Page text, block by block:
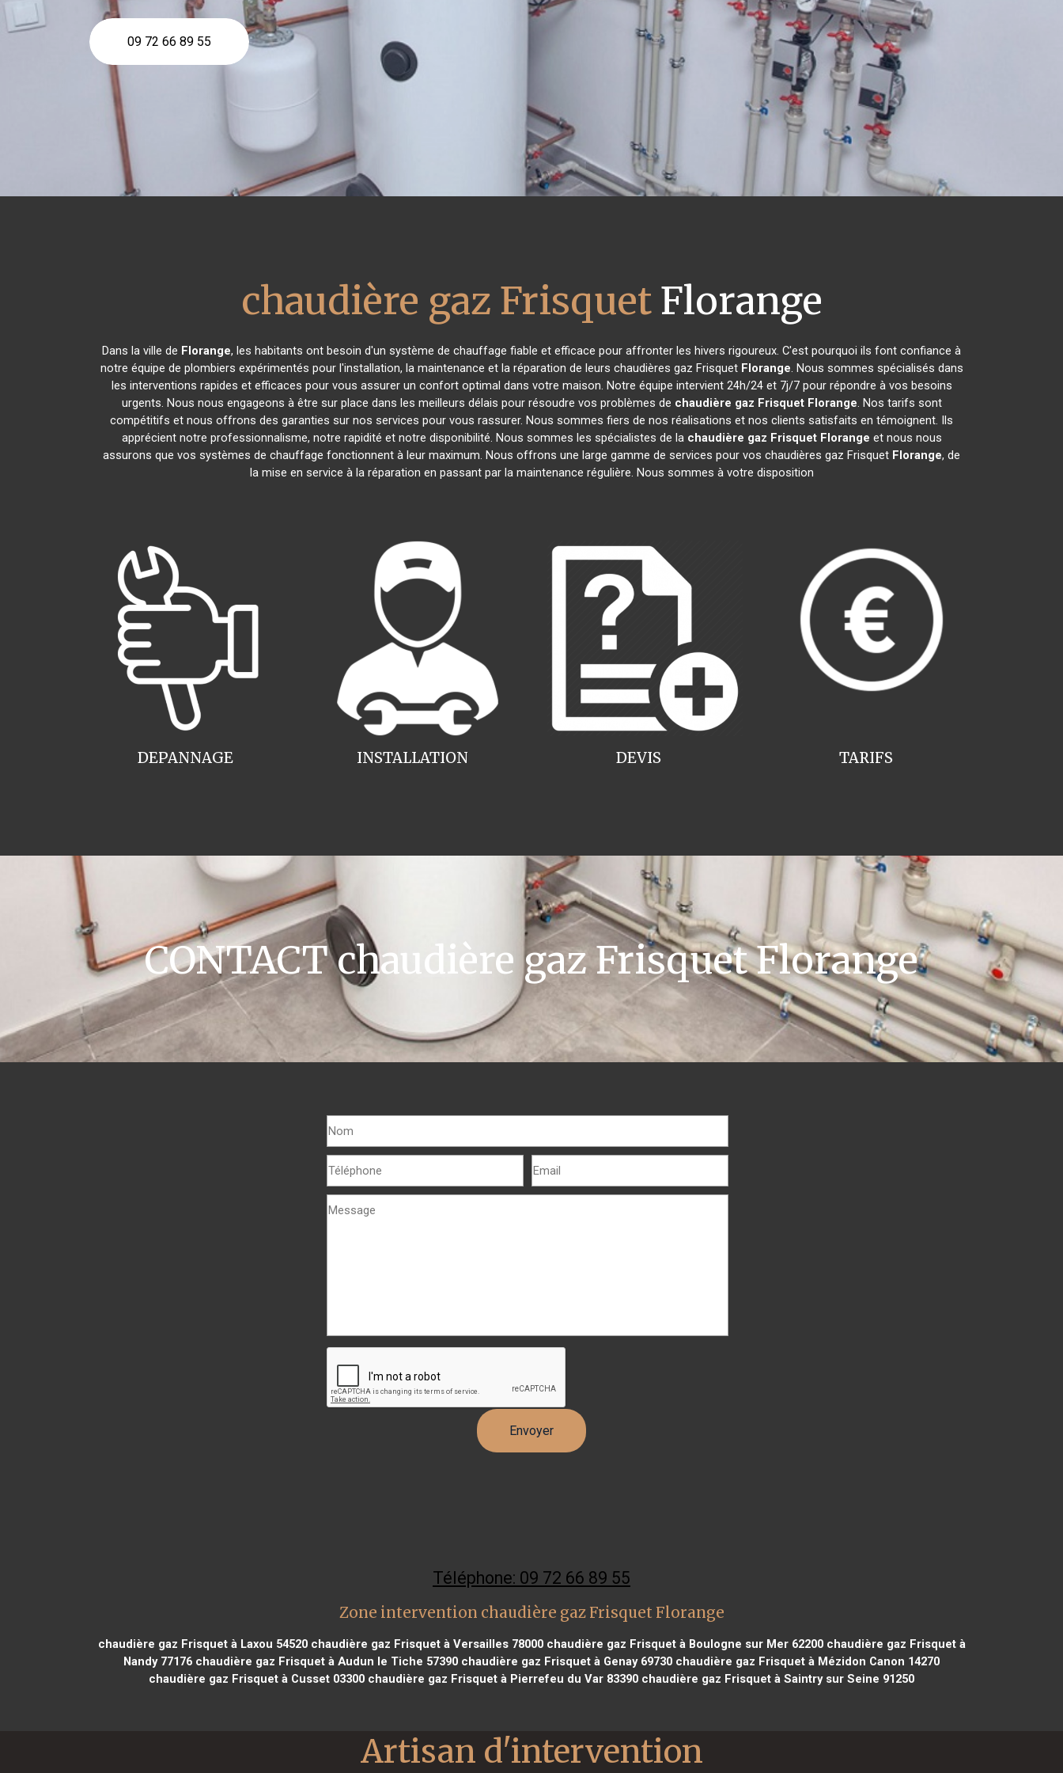
09 72 66 89 55
chaudière gaz FrisquetFlorange
Dans la ville de Florange, les habitants ont besoin d'un système de chauffage fiable et efficace pour affronter les hivers rigoureux. C'est pourquoi ils font confiance à
notre équipe de plombiers expérimentés pour l'installation, la maintenance et la réparation de leurs chaudières gaz Frisquet Florange. Nous sommes spécialisés dans
les interventions rapides et efficaces pour vous assurer un confort optimal dans votre maison. Notre équipe intervient 24h/24 et 7j/7 pour répondre à vos besoins
urgents. Nous nous engageons à être sur place dans les meilleurs délais pour résoudre vos problèmes de chaudière gaz Frisquet Florange. Nos tarifs sont
compétitifs et nous offrons des garanties sur nos services pour vous rassurer. Nous sommes fiers de nos réalisations et nos clients satisfaits en témoignent. Ils
apprécient notre professionnalisme, notre rapidité et notre disponibilité. Nous sommes les spécialistes de la chaudière gaz Frisquet Florange et nous nous
assurons que vos systèmes de chauffage fonctionnent à leur maximum. Nous offrons une large gamme de services pour vos chaudières gaz Frisquet Florange, de
la mise en service à la réparation en passant par la maintenance régulière. Nous sommes à votre disposition
INSTALLATION
DEPANNAGE TARIFS
DEVIS
CONTACT chaudière gaz Frisquet Florange
Téléphone: 09 72 66 89 55
Zone intervention chaudière gaz Frisquet Florange
chaudière gaz Frisquet à Laxou 54520chaudière gaz Frisquet à Versailles 78000chaudière gaz Frisquet à Boulogne sur Mer 62200chaudière gaz Frisquet à
Nandy 77176 chaudière gaz Frisquet à Audun le Tiche 57390 chaudière gaz Frisquet à Genay 69730 chaudière gaz Frisquet à Mézidon Canon 14270
chaudière gaz Frisquet à Cusset 03300 chaudière gaz Frisquet à Pierrefeu du Var 83390 chaudière gaz Frisquet à Saintry sur Seine 91250
Artisan d'intervention